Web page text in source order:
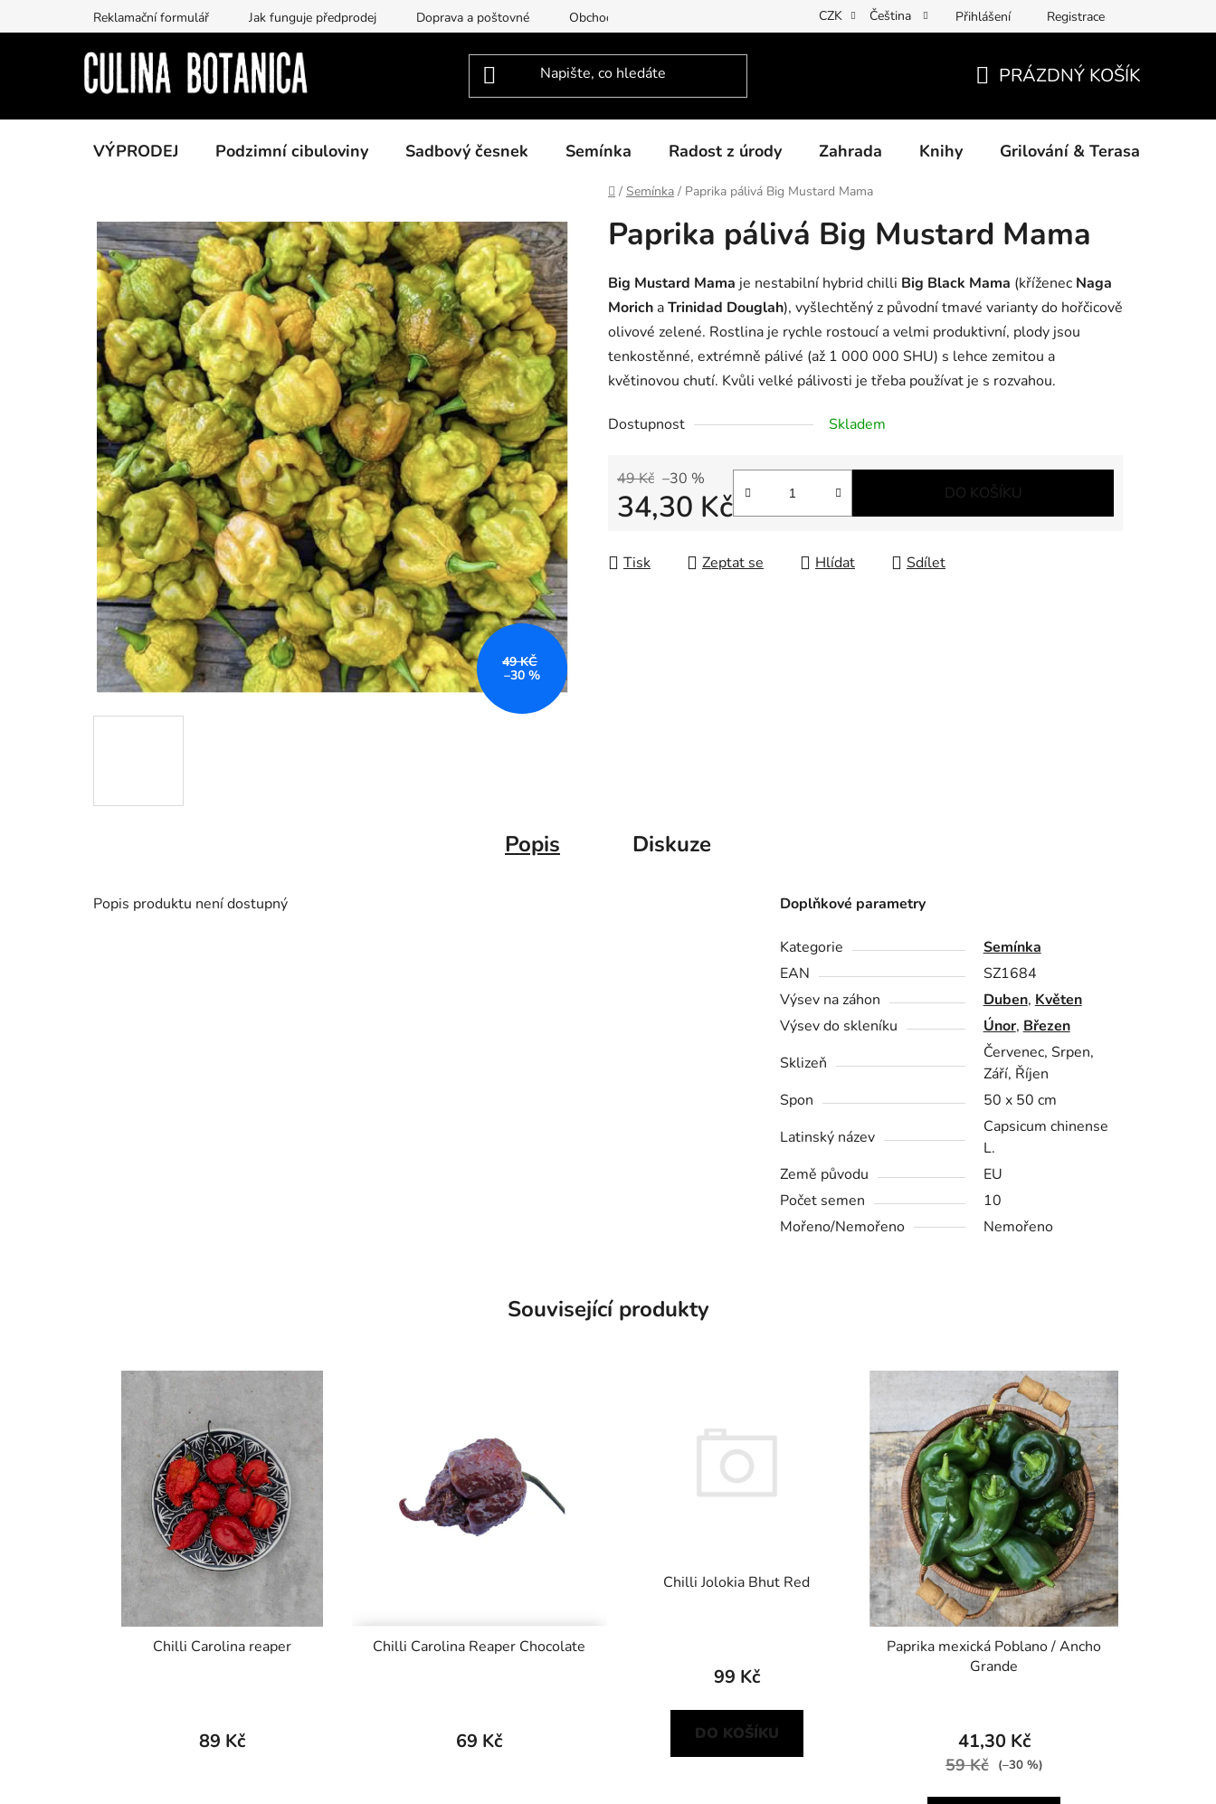
na
Reklamační formulář Jak funguje předprodej Doprava a poštovné Obchodní podmínky Podmínky ochrany osobních údajů Povinné informace a odkazy ÚKZÚZ
CZK Čeština Přihlášení Registrace
KOŠÍK
PRÁZDNÝ KOŠÍK
VÝPRODEJ Podzimní cibuloviny Sadbový česnek Semínka Radost z úrody Zahrada Knihy Grilování & Terasa
Domů
/ Semínka / Paprika pálivá Big Mustard Mama
Paprika pálivá Big Mustard Mama
Big Mustard Mama je nestabilní hybrid chilli Big Black Mama (kříženec Naga
Morich aTrinidad Douglah), vyšlechtěný z původní tmavé varianty do hořčicově
olivové zelené. Rostlina je rychle rostoucí a velmi produktivní, plody jsou
tenkostěnné, extrémně pálivé (až 1 000 000 SHU) s lehce zemitou a
květinovou chutí. Kvůli velké pálivosti je třeba používat je s rozvahou.
Dostupnost Skladem
49 Kč –30 %
34,30 Kč DO KOŠÍKU
Tisk Zeptat se Hlídat Sdílet
49 KČ
–30 %
Popis Diskuze
Popis produktu není dostupný Doplňkové parametry
Kategorie
Semínka
EAN
SZ1684
Výsev na záhon
Duben, Květen
Výsev do skleníku
Únor, Březen
Sklizeň
Červenec, Srpen,
Září, Říjen
Spon
50 x 50 cm
Latinský název
Capsicum chinense
L.
Země původu
EU
Počet semen
10
Mořeno/Nemořeno
Nemořeno
Související produkty
Chilli Carolina reaper
89 Kč
Chilli Carolina Reaper Chocolate
69 Kč
Chilli Jolokia Bhut Red
99 Kč
DO KOŠÍKU
Paprika mexická Poblano / Ancho
Grande
41,30 Kč
59 Kč (–30 %)